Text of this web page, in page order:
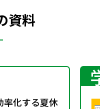
資料
率化する夏休